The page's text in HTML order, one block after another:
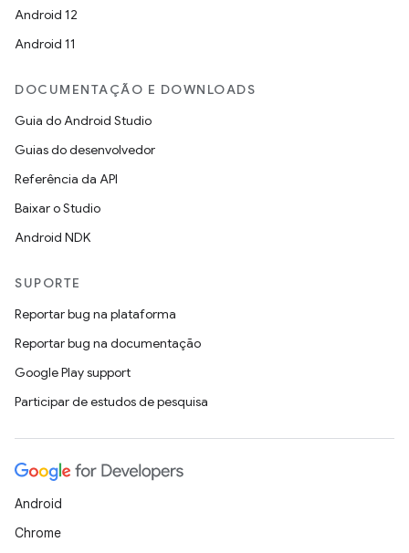
Android 12
Android 11
DOCUMENTAÇÃO E DOWNLOADS
Guia do Android Studio
Guias do desenvolvedor
Referência da API
Baixar o Studio
Android NDK
SUPORTE
Reportar bug na plataforma
Reportar bug na documentação
Google Play support
Participar de estudos de pesquisa
Android
Chrome